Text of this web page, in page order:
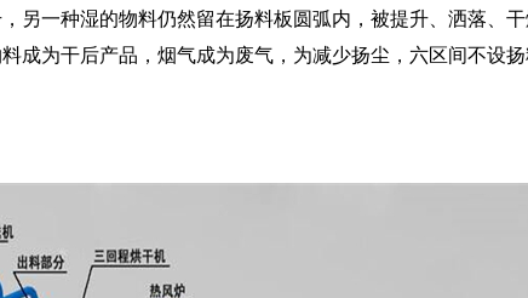
另一种湿的物料仍然留在扬料板圆弧内，被提升、洒落、
成为干后产品，烟气成为废气，为减少扬尘，六区间不设